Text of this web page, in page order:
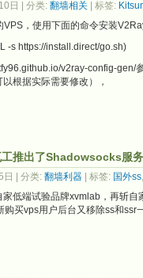
日 | 分类: 翻墙相关 | 标签:
VPS，使用下面的命令安装
-s https://install.direct/go.sh)
v2ray-config-gen/
根据实际需要修改），
工推出了Shadowsocks服务
日 | 分类: 翻墙利器 | 标签: 国外ss,
家低端试验品牌xvmlab，再斩
购买vps用户后台又移除ss和ssr